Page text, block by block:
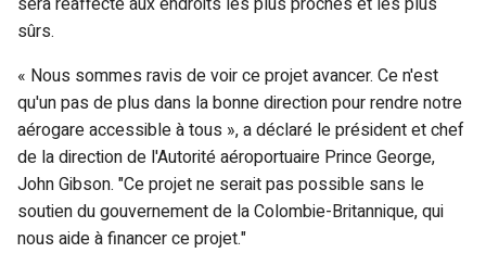
sûrs.
« Nous sommes ravis de voir ce projet avancer. Ce n'est
qu'un pas de plus dans la bonne direction pour rendre notre
aérogare accessible à tous », a déclaré le président et chef
de la direction de l'Autorité aéroportuaire Prince George,
John Gibson. "Ce projet ne serait pas possible sans le
soutien du gouvernement de la Colombie-Britannique, qui
nous aide à financer ce projet."